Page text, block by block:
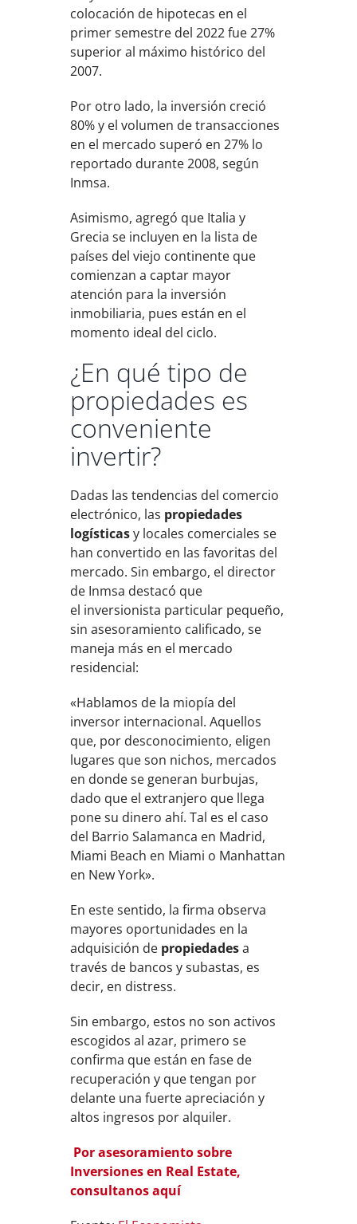
colocación de hipotecas en el
primer semestre del 2022 fue 27%
superior al máximo histórico del
2007.
Por otro lado, la inversión creció
80% y el volumen de transacciones
en el mercado superó en 27% lo
reportado durante 2008, según
Inmsa.
Asimismo, agregó que Italia y
Grecia se incluyen en la lista de
países del viejo continente que
comienzan a captar mayor
atención para la inversión
inmobiliaria, pues están en el
momento ideal del ciclo.
¿En qué tipo de
propiedades es
conveniente
invertir?
Dadas las tendencias del comercio
electrónico, las propiedades
logísticasy locales comerciales se
han convertido en las favoritas del
mercado. Sin embargo, el director
de Inmsa destacó que
el inversionista particular pequeño,
sin asesoramiento calificado, se
maneja más en el mercado
residencial:
«Hablamos de la miopía del
inversor internacional. Aquellos
que, por desconocimiento, eligen
lugares que son nichos, mercados
en donde se generan burbujas,
dado que el extranjero que llega
pone su dinero ahí. Tal es el caso
del Barrio Salamanca en Madrid,
Miami Beach en Miami o Manhattan
en New York».
En este sentido, la firma observa
mayores oportunidades en la
adquisición de propiedadesa
través de bancos y subastas, es
decir, en distress.
Sin embargo, estos no son activos
escogidos al azar, primero se
confirma que están en fase de
recuperación y que tengan por
delante una fuerte apreciación y
altos ingresos por alquiler.
Por asesoramiento sobre
Inversiones en Real Estate,
consultanos aquí